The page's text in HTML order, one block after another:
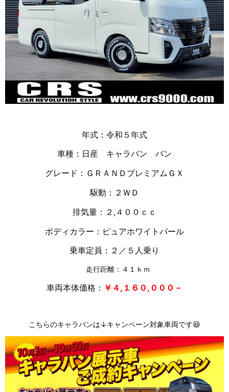
年式：令和５年式
車種：日産 キャラバン バン
グレード：ＧＲＡＮＤプレミアムＧＸ
駆動：２ＷＤ
排気量：２,４００ｃｃ
ボディカラー：ピュアホワイトパール
乗車定員：２／５人乗り
走行距離：４１ｋｍ
車両本体価格： ￥４,１６０,０００－
こちらのキャラバンは↓キャンペーン対象車両です😆